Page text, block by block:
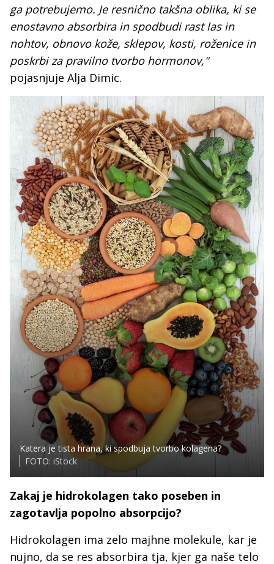
ga potrebujemo. Je resnično takšna oblika, ki se
enostavno absorbira in spodbudi rast las in
nohtov, obnovo kože, sklepov, kosti, roženice in
poskrbi za pravilno tvorbo hormonov,"
pojasnjuje Alja Dimic.
Katera je tista hrana, ki spodbuja tvorbo kolagena?
FOTO: iStock
Zakaj je hidrokolagen tako poseben in
zagotavlja popolno absorpcijo?
Hidrokolagen ima zelo majhne molekule, kar je
nujno, da se res absorbira tja, kjer ga naše telo